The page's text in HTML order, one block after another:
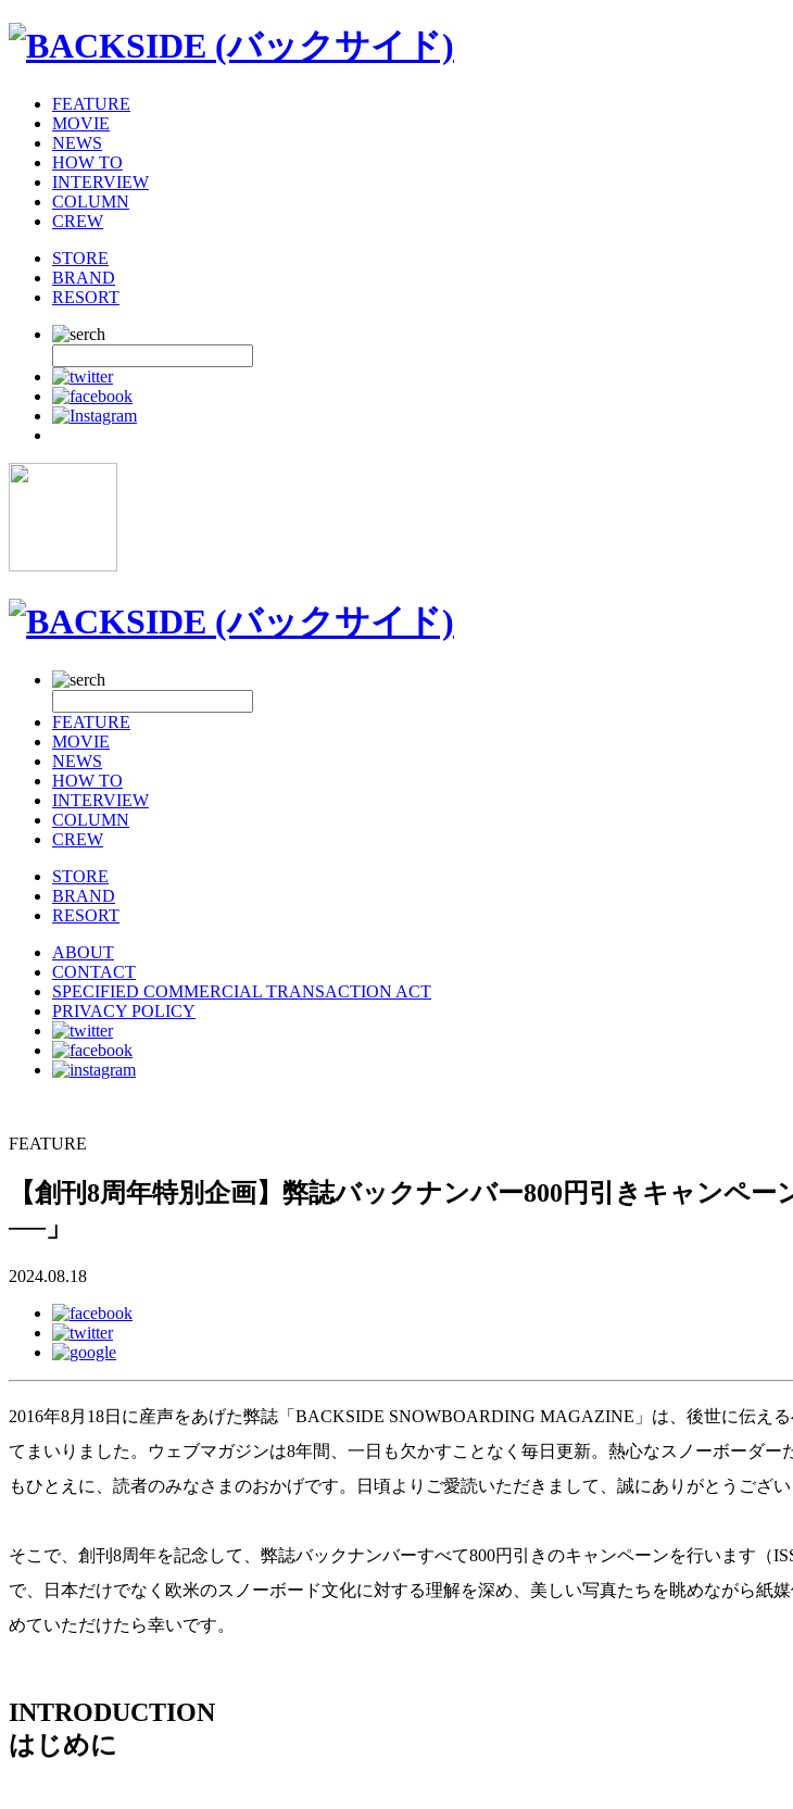
FEATURE
MOVIE
NEWS
HOW TO
INTERVIEW
COLUMN
CREW
STORE
BRAND
RESORT
FEATURE
MOVIE
NEWS
HOW TO
INTERVIEW
COLUMN
CREW
STORE
BRAND
RESORT
ABOUT
CONTACT
SPECIFIED COMMERCIAL TRANSACTION ACT
PRIVACY POLICY
FEATURE
【創刊8周年特別企画】弊誌バックナンバー800円引きキャンペ
──」
2024.08.18
2016年8月18日に産声をあげた弊誌「BACKSIDE SNOWBOARDING MAGAZINE」は、後世に伝え
てまいりました。ウェブマガジンは8年間、一日も欠かすことなく毎日更新。熱心なスノーボーダ
もひとえに、読者のみなさまのおかげです。日頃よりご愛読いただきまして、誠にありがとうござい
そこで、創刊8周年を記念して、弊誌バックナンバーすべて800円引きのキャンペーンを行います（
で、日本だけでなく欧米のスノーボード文化に対する理解を深め、美しい写真たちを眺めながら紙
めていただけたら幸いです。
INTRODUCTION
はじめに